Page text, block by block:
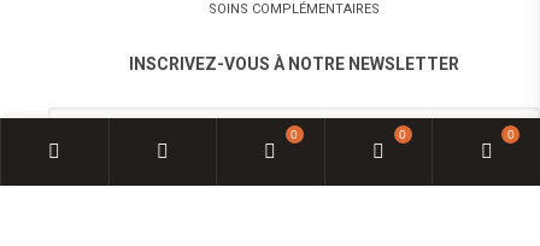
SOINS COMPLÉMENTAIRES
INSCRIVEZ-VOUS À NOTRE NEWSLETTER
0 0 0